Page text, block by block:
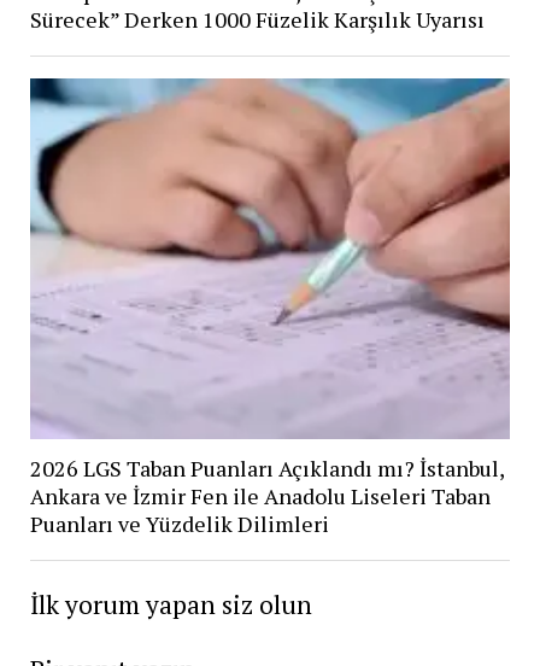
Sürecek” Derken 1000 Füzelik Karşılık Uyarısı
2026 LGS Taban Puanları Açıklandı mı? İstanbul,
Ankara ve İzmir Fen ile Anadolu Liseleri Taban
Puanları ve Yüzdelik Dilimleri
İlk yorum yapan siz olun